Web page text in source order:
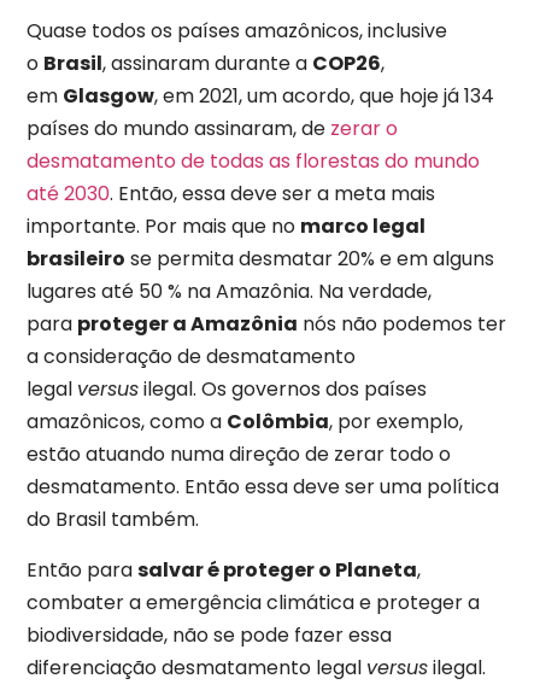
Quase todos os países amazônicos, inclusive
o Brasil, assinaram durante a COP26,
em Glasgow, em 2021, um acordo, que hoje já 134
países do mundo assinaram, de zerar o
desmatamento de todas as florestas do mundo
até 2030. Então, essa deve ser a meta mais
importante. Por mais que no marco legal
brasileiro se permita desmatar 20% e em alguns
lugares até 50 % na Amazônia. Na verdade,
para proteger a Amazônia nós não podemos ter
a consideração de desmatamento
legal versusilegal. Os governos dos países
amazônicos, como a Colômbia, por exemplo,
estão atuando numa direção de zerar todo o
desmatamento. Então essa deve ser uma política
do Brasil também.
Então parasalvar é proteger o Planeta,
combater a emergência climática e proteger a
biodiversidade, não se pode fazer essa
diferenciação desmatamento legal versusilegal.